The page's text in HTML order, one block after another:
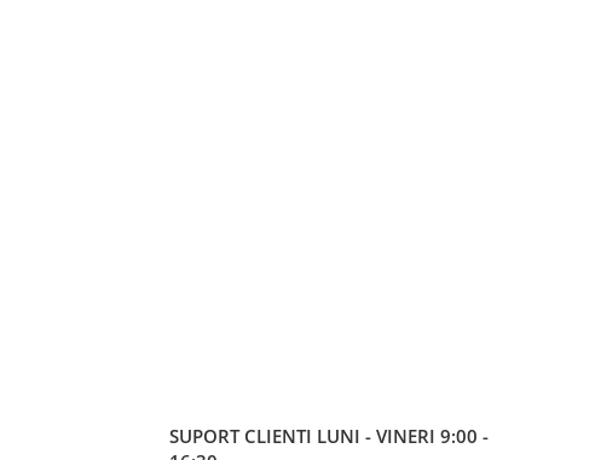
SUPORT CLIENTI LUNI - VINERI 9:00 -